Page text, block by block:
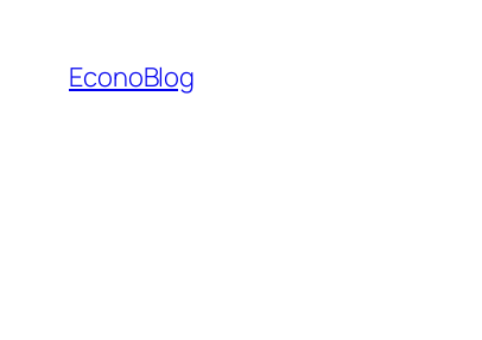
contenido
EconoBlog